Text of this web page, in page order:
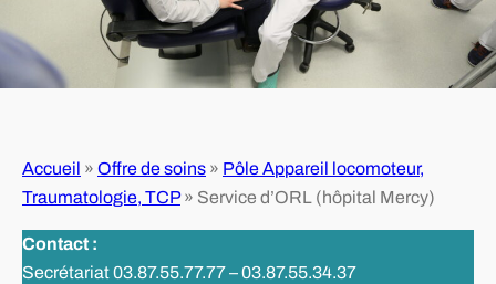
Accueil » Offre de soins » Pôle Appareil locomoteur,
Traumatologie, TCP» Service d’ORL (hôpital Mercy)
Contact :
Secrétariat 03.87.55.77.77 – 03.87.55.34.37